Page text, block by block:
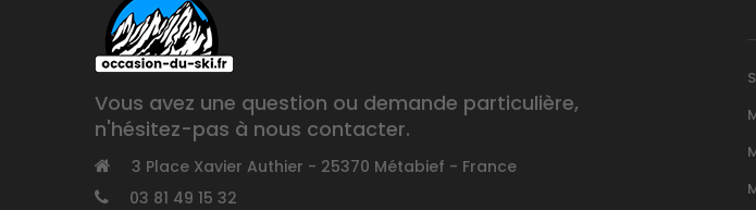
Vous avez une question ou demande particulière,
n'hésitez-pas à nous contacter.
3 Place Xavier Authier - 25370 Métabief - France
03 81 49 15 32